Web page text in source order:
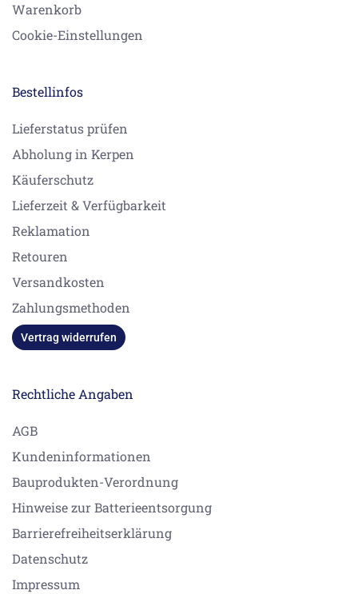
Warenkorb
Cookie-Einstellungen
Bestellinfos
Lieferstatus prüfen
Abholung in Kerpen
Käuferschutz
Lieferzeit & Verfügbarkeit
Reklamation
Retouren
Versandkosten
Zahlungsmethoden
Vertrag widerrufen
Rechtliche Angaben
AGB
Kundeninformationen
Bauprodukten-Verordnung
Hinweise zur Batterieentsorgung
Barrierefreiheitserklärung
Datenschutz
Impressum